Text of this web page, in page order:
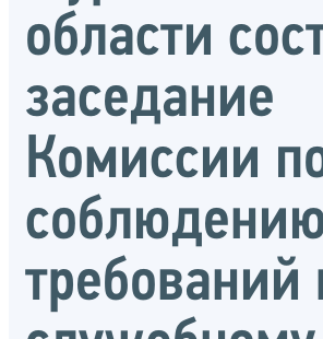
области
заседание
Комиссии
требований